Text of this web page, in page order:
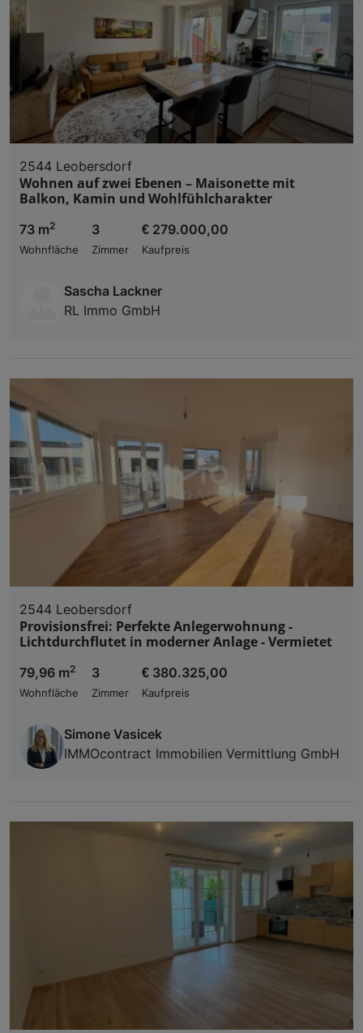
2544 Leobersdorf
Wohnen auf zwei Ebenen – Maisonette mit
Balkon, Kamin und Wohlfühlcharakter
73 m2
Wohnfläche
3
Zimmer
€ 279.000,00
Kaufpreis
Sascha Lackner
RL Immo GmbH
2544 Leobersdorf
Provisionsfrei: Perfekte Anlegerwohnung -
Lichtdurchflutet in moderner Anlage - Vermietet
79,96 m2
Wohnfläche
3
Zimmer
€ 380.325,00
Kaufpreis
Simone Vasicek
IMMOcontract Immobilien Vermittlung GmbH